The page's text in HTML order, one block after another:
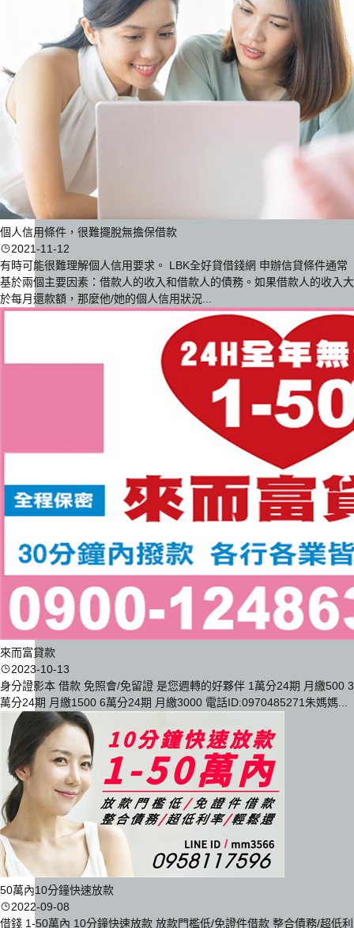
個人信用條件，很難擺脫無擔保借款
2021-11-12
有時可能很難理解個人信用要求。 LBK全好貸借錢網 申辦信貸條件通常
基於兩個主要因素：借款人的收入和借款人的債務。如果借款人的收入大
於每月還款額，那麼他/她的個人信用狀況...
來而富貸款
2023-10-13
身分證影本 借款 免照會/免留證 是您週轉的好夥伴 1萬分24期 月繳500 3
萬分24期 月繳1500 6萬分24期 月繳3000 電話ID:0970485271朱媽媽...
50萬內10分鐘快速放款
2022-09-08
借錢 1-50萬內 10分鐘快速放款 放款門檻低/免證件借款 整合債務/超低利